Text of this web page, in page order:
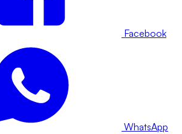
Facebook
WhatsApp